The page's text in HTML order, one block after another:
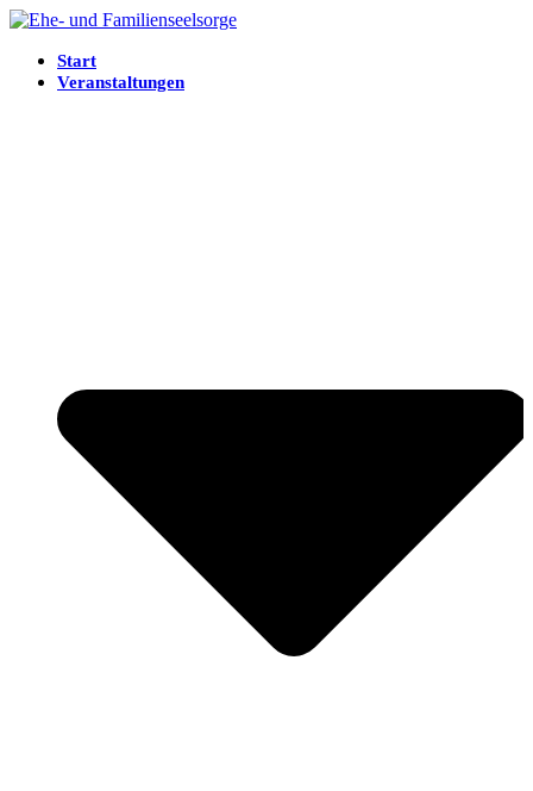
Start
Veranstaltungen